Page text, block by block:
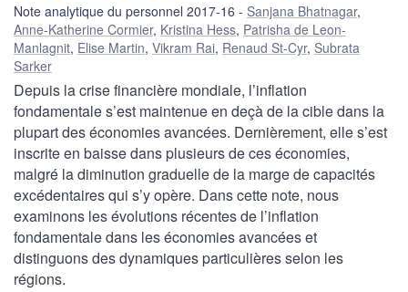
Note analytique du personnel 2017-16 Sanjana Bhatnagar,
Anne-Katherine Cormier, Kristina Hess, Patrisha de Leon-
Manlagnit, Elise Martin, Vikram Rai, Renaud St-Cyr, Subrata
Sarker
Depuis la crise financière mondiale, l’inflation
fondamentale s’est maintenue en deçà de la cible dans la
plupart des économies avancées. Dernièrement, elle s’est
inscrite en baisse dans plusieurs de ces économies,
malgré la diminution graduelle de la marge de capacités
excédentaires qui s’y opère. Dans cette note, nous
examinons les évolutions récentes de l’inflation
fondamentale dans les économies avancées et
distinguons des dynamiques particulières selon les
régions.